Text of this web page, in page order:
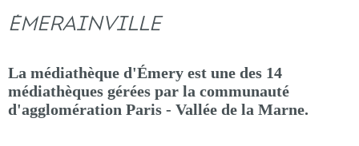
ÉMERAINVILLE
La médiathèque d'Émery est une des 14
médiathèques gérées par la communauté
d'agglomération Paris - Vallée de la Marne.